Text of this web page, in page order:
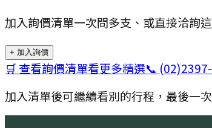
加入詢價清單一次問多支、或直接洽詢
+ 加入詢價
🛒 查看詢價清單看更多精選📞
加入清單後可繼續看別的行程，最後一